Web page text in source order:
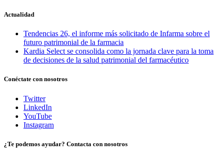
Actualidad
Tendencias 26, el informe más solicitado de Infarma sobre el
futuro patrimonial de la farmacia
Kardia Select se consolida como la jornada clave para la toma
de decisiones de la salud patrimonial del farmacéutico
Conéctate con nosotros
Twitter
LinkedIn
YouTube
Instagram
¿Te podemos ayudar? Contacta con nosotros